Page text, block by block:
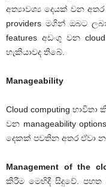
අත්‍යාවශ්‍ය දෙයක් වන අතර
providers මගින් ඔබට
features අඩංගු වන
හැකියාවද තිබේ.
Manageability
Cloud computing
වන manageability
දෙකක් පවතින අතර ඒවා
Management of the
කිරීම මෙහිදී සිදුවේ.